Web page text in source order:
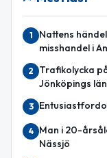
1
Nattens
misshandel i
2
Trafikolycka
Jönköpings län
3
4
Man i 20-
Nässjö